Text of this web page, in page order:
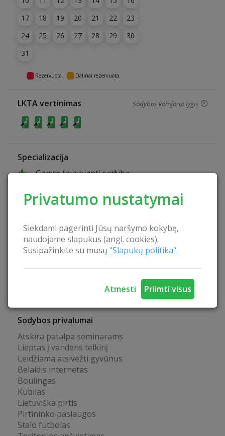
Privatumo nustatymai
Siekdami pagerinti Jūsų naršymo kokybę,
naudojame slapukus (angl. cookies).
Susipažinkite su mūsų "Slapukų politika".
Atmesti Priimti visus
17
18 19 20 21 22
23
24
25 26 27 28 29
30
31
Rezervuota Dalinai rezervuota
LKTA vertinimas Sodybos komforto lygis
Specializacija
Gamtą tausojanti sodyba
Verslo renginiai
Dviračiai
Teniso kortai
Valtis
Sodybos privalumai
Atskira patalpa seminarams
Lieptas į vandens telkinį
Leidžiama atsivežti gyvūnus
Belaidis internetas
Boulingas
Kubilas
Lietuviška pirtis
Pirtininko paslaugos
Stalo futbolas